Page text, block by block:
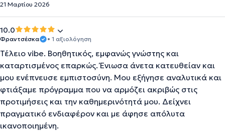
21 Μαρτίου 2026
10.0
Φραντσέσκα • 1 αξιολόγηση
Τέλειο vibe. Βοηθητικός, εμφανώς γνώστης και
καταρτισμένος επαρκώς. Ένιωσα άνετα κατευθείαν και
μου ενέπνευσε εμπιστοσύνη. Μου εξήγησε αναλυτικά και
φτιάξαμε πρόγραμμα που να αρμόζει ακριβώς στις
προτιμήσεις και την καθημερινότητά μου. Δείχνει
πραγματικό ενδιαφέρον και με άφησε απόλυτα
ικανοποιημένη.